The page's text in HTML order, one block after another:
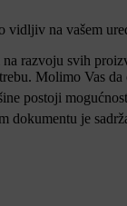
na vašem
razvoju svih
Molimo Vas da
postoji
dokumentu je